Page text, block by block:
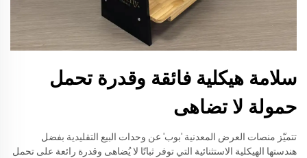
سلامة هيكلية فائقة وقدرة تحمل
حمولة لا تضاهى
تتميّز منصات العرض المعدنية 'بوب' عن وحدات البيع التقليدية بفضل
هندستها الهيكلية الاستثنائية التي توفر ثباتًا لا يُضاهى وقدرة رائعة على تحمل